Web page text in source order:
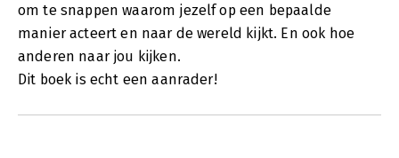
om te snappen waarom jezelf op een bepaalde
manier acteert en naar de wereld kijkt. En ook hoe
anderen naar jou kijken.
Dit boek is echt een aanrader!